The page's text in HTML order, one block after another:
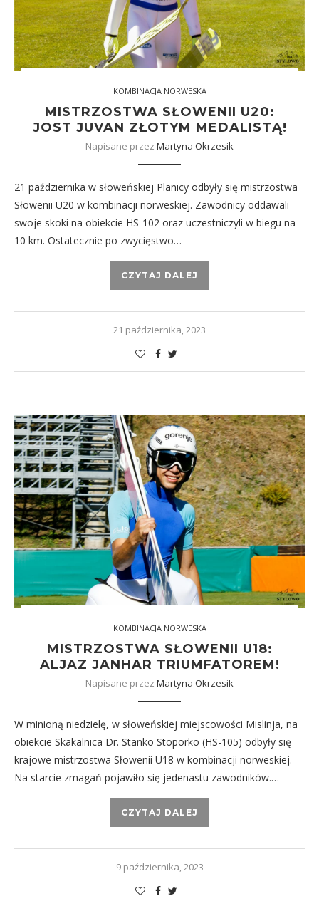
KOMBINACJA NORWESKA
MISTRZOSTWA SŁOWENII U20:
JOST JUVAN ZŁOTYM MEDALISTĄ!
Napisane przez Martyna Okrzesik
21 października w słoweńskiej Planicy odbyły się mistrzostwa
Słowenii U20 w kombinacji norweskiej. Zawodnicy oddawali
swoje skoki na obiekcie HS-102 oraz uczestniczyli w biegu na
10 km. Ostatecznie po zwycięstwo…
CZYTAJ DALEJ
21 października, 2023
KOMBINACJA NORWESKA
MISTRZOSTWA SŁOWENII U18:
ALJAZ JANHAR TRIUMFATOREM!
Napisane przez Martyna Okrzesik
W minioną niedzielę, w słoweńskiej miejscowości Mislinja, na
obiekcie Skakalnica Dr. Stanko Stoporko (HS-105) odbyły się
krajowe mistrzostwa Słowenii U18 w kombinacji norweskiej.
Na starcie zmagań pojawiło się jedenastu zawodników.…
CZYTAJ DALEJ
9 października, 2023